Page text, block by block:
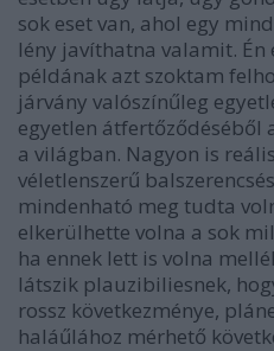
sok eset van, ahol egy
lény javíthatna valamit.
példának azt szoktam
járvány valószínűleg
egyetlen átfertőződéséből
a világban. Nagyon is
véletlenszerű
mindenható meg tudta
elkerülhette volna a sok
ha ennek lett is volna
látszik plauzibiliesnek,
rossz következménye,
haláűlához mérhető